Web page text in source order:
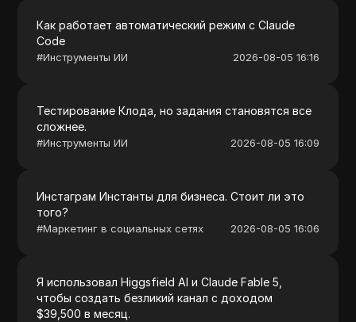
Как работает автоматический режим с Claude
Code
#Инструменты ИИ 2026-08-05 16:16
Тестирование Клода, но задания становятся все
сложнее.
#Инструменты ИИ 2026-08-05 16:09
Инстаграм Инстанты для бизнеса. Стоит ли это
того?
#Маркетинг в социальных сетях 2026-08-05 16:06
Я использовал Higgsfield AI и Claude Fable 5,
чтобы создать безликий канал с доходом
$39,500 в месяц.